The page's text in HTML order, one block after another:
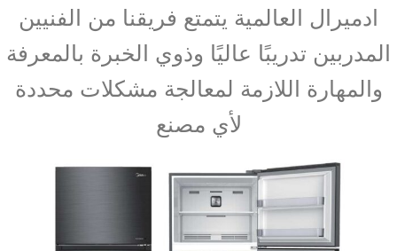
ادميرال العالمية يتمتع فريقنا من الفنيين
المدربين تدريبًا عاليًا وذوي الخبرة بالمعرفة
والمهارة اللازمة لمعالجة مشكلات محددة
لأي مصنع